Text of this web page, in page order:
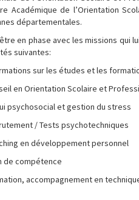
Académique de l’Orientation
départementales.
en phase avec les missions qui
suivantes:
sur les études et les
en Orientation Scolaire et
psychosocial et gestion du stress
/ Tests psychotechniques
en développement personnel
de compétence
accompagnement en